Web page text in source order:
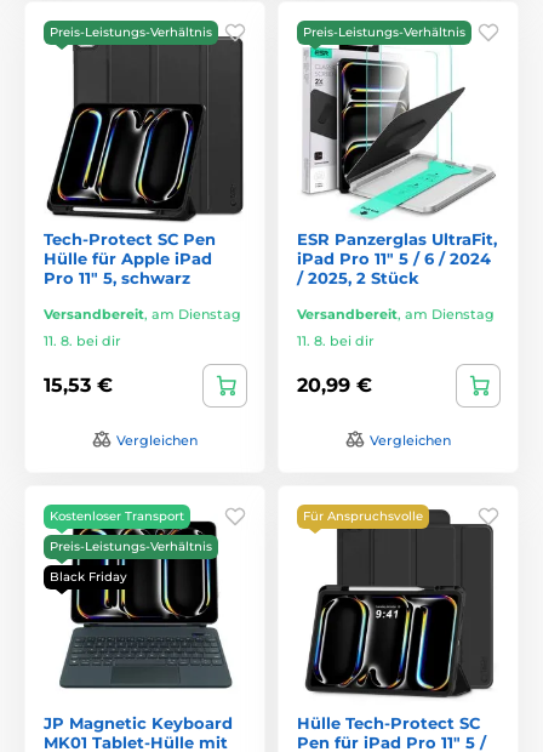
Preis-Leistungs-Verhältnis
Tech-Protect SC Pen
Hülle für Apple iPad
Pro 11" 5, schwarz
Versandbereit, am Dienstag
11. 8. bei dir
15,53 €
Vergleichen
Preis-Leistungs-Verhältnis
ESR Panzerglas UltraFit,
iPad Pro 11" 5 / 6 / 2024
/ 2025, 2 Stück
Versandbereit, am Dienstag
11. 8. bei dir
20,99 €
Vergleichen
Kostenloser Transport
Preis-Leistungs-Verhältnis
Black Friday
JP Magnetic Keyboard
MK01 Tablet-Hülle mit
Für Anspruchsvolle
Hülle Tech-Protect SC
Pen für iPad Pro 11" 5 /